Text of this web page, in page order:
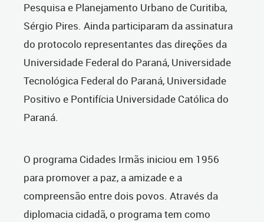
Pesquisa e Planejamento Urbano de Curitiba,
Sérgio Pires. Ainda participaram da assinatura
do protocolo representantes das direções da
Universidade Federal do Paraná, Universidade
Tecnológica Federal do Paraná, Universidade
Positivo e Pontifícia Universidade Católica do
Paraná.
O programa Cidades Irmãs iniciou em 1956
para promover a paz, a amizade e a
compreensão entre dois povos. Através da
diplomacia cidadã, o programa tem como